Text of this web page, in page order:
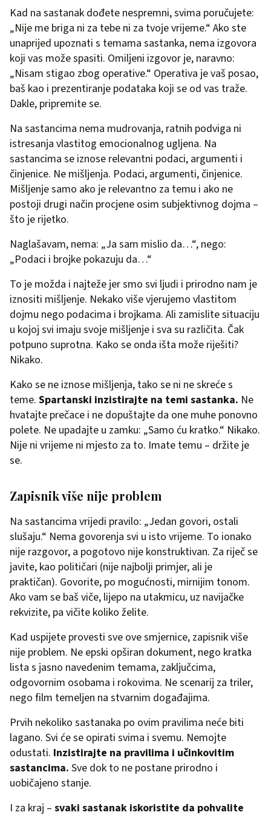
Kad na sastanak dođete nespremni, svima poručujete:
„Nije me briga ni za tebe ni za tvoje vrijeme.“ Ako ste
unaprijed upoznati s temama sastanka, nema izgovora
koji vas može spasiti. Omiljeni izgovor je, naravno:
„Nisam stigao zbog operative.“ Operativa je vaš posao,
baš kao i prezentiranje podataka koji se od vas traže.
Dakle, pripremite se.
Na sastancima nema mudrovanja, ratnih podviga ni
istresanja vlastitog emocionalnog ugljena. Na
sastancima se iznose relevantni podaci, argumenti i
činjenice. Ne mišljenja. Podaci, argumenti, činjenice.
Mišljenje samo ako je relevantno za temu i ako ne
postoji drugi način procjene osim subjektivnog dojma –
što je rijetko.
Naglašavam, nema: „Ja sam mislio da…“, nego:
„Podaci i brojke pokazuju da…“
To je možda i najteže jer smo svi ljudi i prirodno nam je
iznositi mišljenje. Nekako više vjerujemo vlastitom
dojmu nego podacima i brojkama. Ali zamislite situaciju
u kojoj svi imaju svoje mišljenje i sva su različita. Čak
potpuno suprotna. Kako se onda išta može riješiti?
Nikako.
Kako se ne iznose mišljenja, tako se ni ne skreće s
teme. Spartanski inzistirajte na temi sastanka. Ne
hvatajte prečace i ne dopuštajte da one muhe ponovno
polete. Ne upadajte u zamku: „Samo ću kratko.“ Nikako.
Nije ni vrijeme ni mjesto za to. Imate temu – držite je
se.
Zapisnik više nije problem
Na sastancima vrijedi pravilo: „Jedan govori, ostali
slušaju.“ Nema govorenja svi u isto vrijeme. To ionako
nije razgovor, a pogotovo nije konstruktivan. Za riječ se
javite, kao političari (nije najbolji primjer, ali je
praktičan). Govorite, po mogućnosti, mirnijim tonom.
Ako vam se baš viče, lijepo na utakmicu, uz navijačke
rekvizite, pa vičite koliko želite.
Kad uspijete provesti sve ove smjernice, zapisnik više
nije problem. Ne epski opširan dokument, nego kratka
lista s jasno navedenim temama, zaključcima,
odgovornim osobama i rokovima. Ne scenarij za triler,
nego film temeljen na stvarnim događajima.
Prvih nekoliko sastanaka po ovim pravilima neće biti
lagano. Svi će se opirati svima i svemu. Nemojte
odustati. Inzistirajte na pravilima i učinkovitim
sastancima. Sve dok to ne postane prirodno i
uobičajeno stanje.
I za kraj – svaki sastanak iskoristite da pohvalite